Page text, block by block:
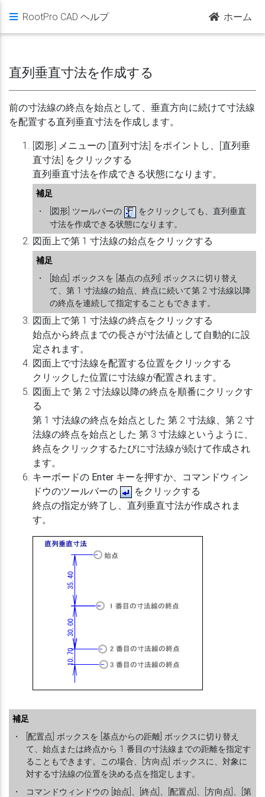
RootPro CAD ヘルプ ホーム
直列垂直寸法を作成する
前の寸法線の終点を始点として、垂直方向に続けて寸法線
を配置する直列垂直寸法を作成します。
[図形] メニューの [直列寸法] をポイントし、[直列垂
直寸法] をクリックする
直列垂直寸法を作成できる状態になります。
補足
・
[図形] ツールバーの
をクリックしても、直列垂直
寸法を作成できる状態になります。
図面上で第 1 寸法線の始点をクリックする
補足
・
[始点] ボックスを [基点の点列] ボックスに切り替え
て、第 1 寸法線の始点、終点に続いて第 2 寸法線以降
の終点を連続して指定することもできます。
図面上で第 1 寸法線の終点をクリックする
始点から終点までの長さが寸法値として自動的に設
定されます。
図面上で寸法線を配置する位置をクリックする
クリックした位置に寸法線が配置されます。
図面上で 第 2 寸法線以降の終点を順番にクリックす
る
第 1 寸法線の終点を始点とした 第 2 寸法線、第 2 寸
法線の終点を始点とした 第 3 寸法線というように、
終点をクリックするたびに寸法線が続けて作成され
ます。
キーボードの Enter キーを押すか、コマンドウィン
ドウのツールバーの
をクリックする
終点の指定が終了し、直列垂直寸法が作成されま
す。
補足
・
[配置点] ボックスを [基点からの距離] ボックスに切り替え
て、始点または終点から 1 番目の寸法線までの距離を指定す
ることもできます。この場合、[方向点] ボックスに、対象に
対する寸法線の位置を決める点を指定します。
・
コマンドウィンドウの [始点]、[終点]、[配置点]、[方向点]、[第